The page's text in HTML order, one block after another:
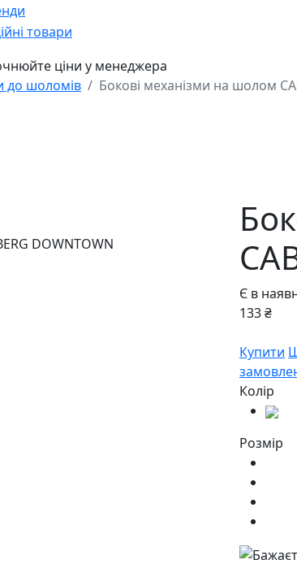
товари
ціни у менеджера
до шоломів
Бокові механізми на шолом
Є в
133 ₴
Купити
Колір
Розмір